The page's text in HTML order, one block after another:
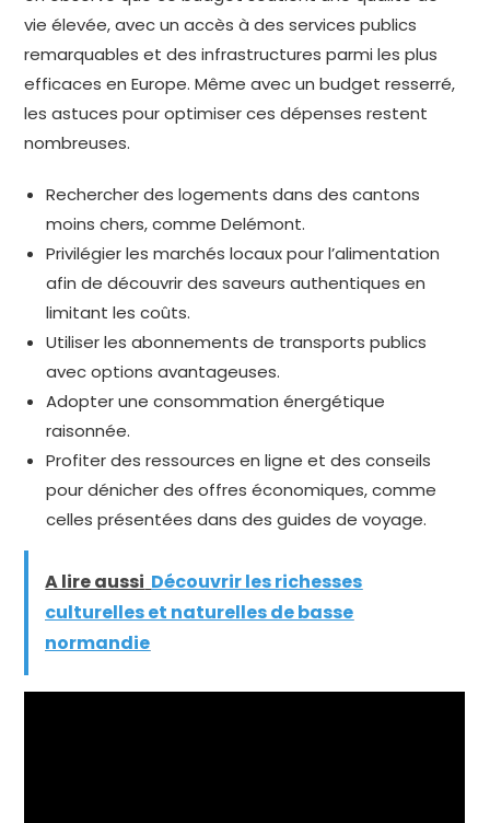
vie élevée, avec un accès à des services publics
remarquables et des infrastructures parmi les plus
efficaces en Europe. Même avec un budget resserré,
les astuces pour optimiser ces dépenses restent
nombreuses.
Rechercher des logements dans des cantons
moins chers, comme Delémont.
Privilégier les marchés locaux pour l’alimentation
afin de découvrir des saveurs authentiques en
limitant les coûts.
Utiliser les abonnements de transports publics
avec options avantageuses.
Adopter une consommation énergétique
raisonnée.
Profiter des ressources en ligne et des conseils
pour dénicher des offres économiques, comme
celles présentées dans des guides de voyage.
A lire aussi Découvrir les richesses
culturelles et naturelles de basse
normandie